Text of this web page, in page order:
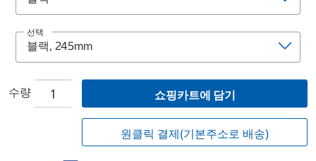
선택
수량 쇼핑카트에 담기
원클릭 결제(기본주소로 배송)